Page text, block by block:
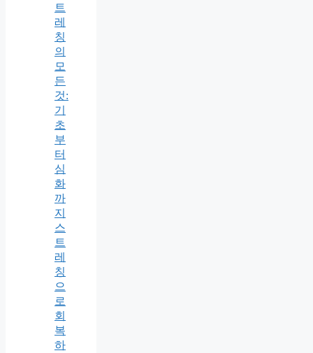
트
레
칭
의
모
든
것:
기
초
부
터
심
화
까
지
스
트
레
칭
으
로
회
복
하